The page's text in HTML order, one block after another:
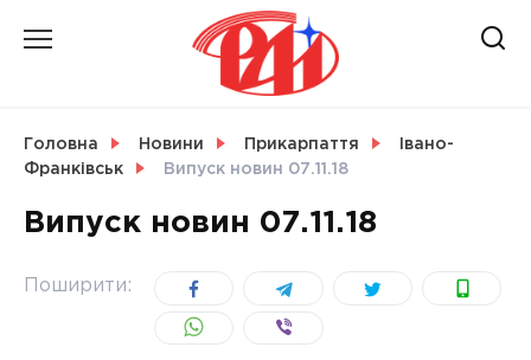
УКРАЇНА
Головна Новини Прикарпаття
Івано-
Франківськ
Випуск новин 07.11.18
Випуск новин 07.11.18
Поширити: